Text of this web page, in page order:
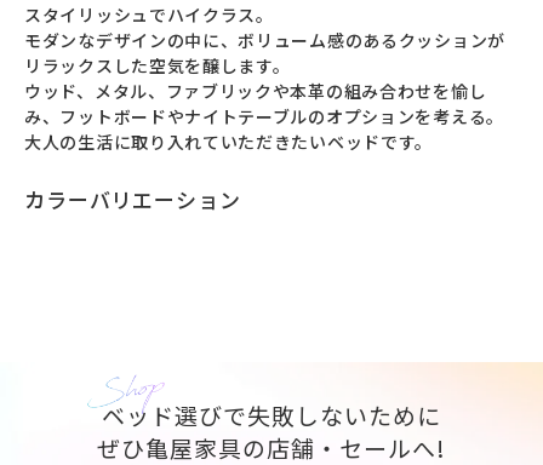
スタイリッシュでハイクラス。
モダンなデザインの中に、ボリューム感のあるクッションが
リラックスした空気を醸します。
ウッド、メタル、ファブリックや本革の組み合わせを愉し
み、フットボードやナイトテーブルのオプションを考える。
大人の生活に取り入れていただきたいベッドです。
カラーバリエーション
ベッド選びで失敗しないために
ぜひ亀屋家具の店舗・セールへ!